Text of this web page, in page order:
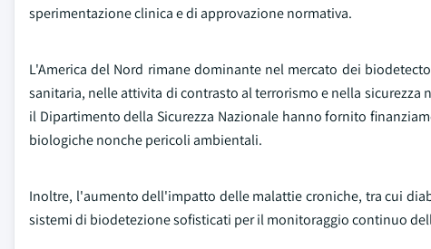
sperimentazione clinica e di approvazione normativa.
L'America del Nord rimane dominante nel mercato dei
sanitaria, nelle attivita di contrasto al terrorismo e nella sicurezza
il Dipartimento della Sicurezza Nazionale hanno fornito
biologiche nonche pericoli ambientali.
Inoltre, l'aumento dell'impatto delle malattie croniche, tra cui
sistemi di biodetezione sofisticati per il monitoraggio continuo